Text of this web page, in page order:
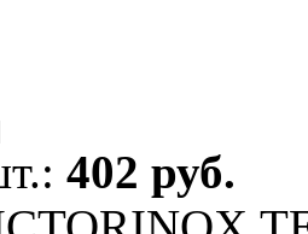
402 руб.